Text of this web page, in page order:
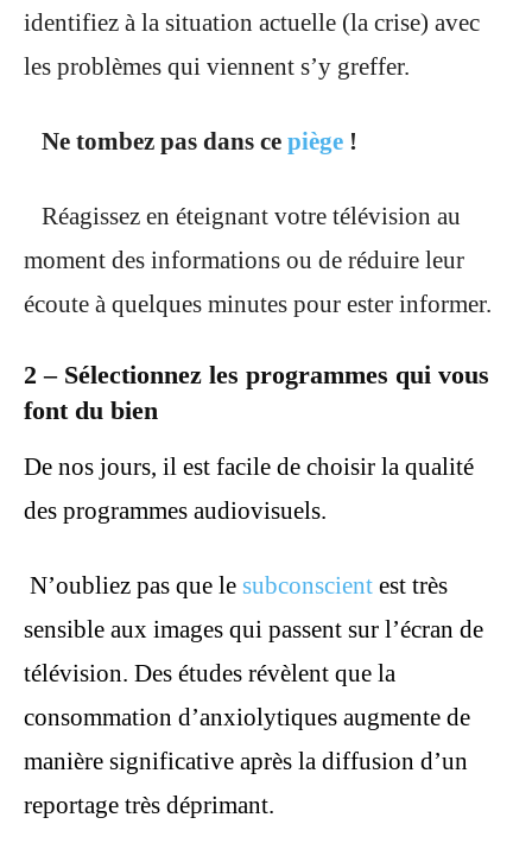
identifiez à la situation actuelle (la crise) avec
les problèmes qui viennent s’y greffer.
Ne tombez pas dans ce piège !
Réagissez en éteignant votre télévision au
moment des informations ou de réduire leur
écoute à quelques minutes pour ester informer.
2 – Sélectionnez les programmes qui vous
font du bien
De nos jours, il est facile de choisir la qualité
des programmes audiovisuels.
N’oubliez pas que le subconscient est très
sensible aux images qui passent sur l’écran de
télévision. Des études révèlent que la
consommation d’anxiolytiques augmente de
manière significative après la diffusion d’un
reportage très déprimant.